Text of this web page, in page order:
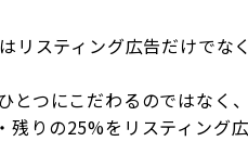
リスティング広告だけで
とつにこだわるのではな
りの25%をリスティング